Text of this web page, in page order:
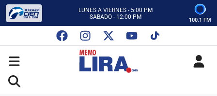
LUNES A VIERNES - 5:00 PM
SABADO - 12:00 PM
CON MEMO LIRA Y SU EQUIPO
LUNES A VIERNES - 5:00 PM
SABADO - 12:00 PM
100.1 FM